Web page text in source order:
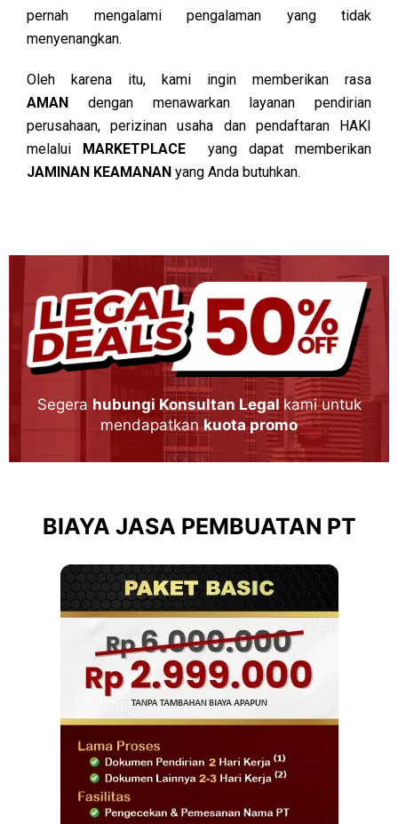
pernah mengalami pengalaman yang tidak
menyenangkan.
Oleh karena itu, kami ingin memberikan rasa
AMAN dengan menawarkan layanan pendirian
perusahaan, perizinan usaha dan pendaftaran HAKI
melalui MARKETPLACEyang dapat memberikan
JAMINAN KEAMANAN yang Anda butuhkan.
Segera hubungi Konsultan Legal kami untuk
mendapatkankuota promo
BIAYA JASA PEMBUATAN PT